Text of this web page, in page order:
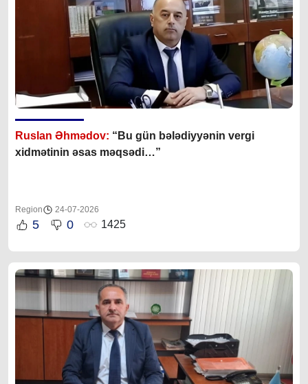
Ruslan Əhmədov: “Bu gün bələdiyyənin vergi
xidmətinin əsas məqsədi…”
Region 24-07-2026
5 0 1425